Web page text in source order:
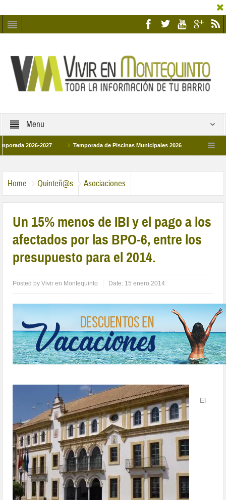
Menu
2026-2027 Temporada de Piscinas Municipales 2026 Los Campus
Home Quinteñ@s Asociaciones
Un 15% menos de IBI y el pago a los
afectados por las BPO-6, entre los
presupuesto para el 2014.
Posted byVivir en Montequinto Date: 15 enero 2014
El